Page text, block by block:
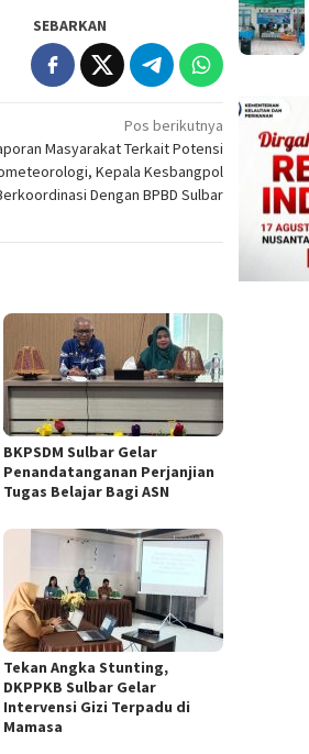
SEBARKAN
Pos berikutnya
Masyarakat Terkait Potensi
Kepala Kesbangpol
Dengan BPBD Sulbar
BKPSDM Sulbar Gelar
Penandatanganan Perjanjian
Tugas Belajar Bagi ASN
Tekan Angka Stunting,
DKPPKB Sulbar Gelar
Intervensi Gizi Terpadu di
Mamasa